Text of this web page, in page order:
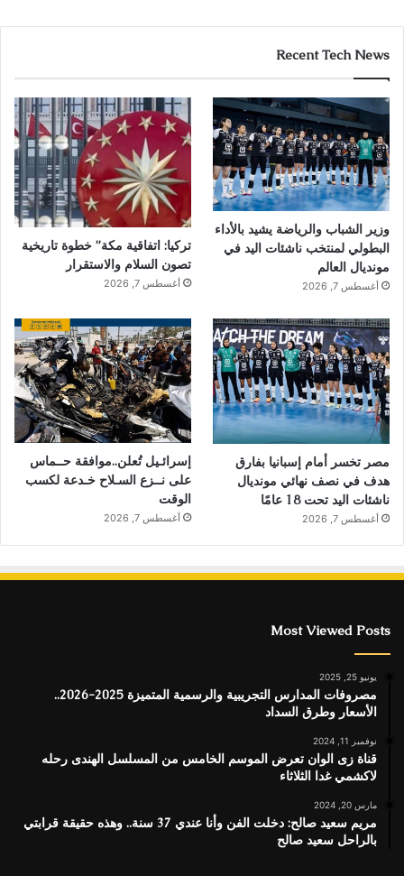
Recent Tech News
وزير الشباب والرياضة يشيد بالأداء
البطولي لمنتخب ناشئات اليد في
مونديال العالم
أغسطس 7, 2026
تركيا: اتفاقية مكة” خطوة تاريخية
تصون السلام والاستقرار
أغسطس 7, 2026
مصر تخسر أمام إسبانيا بفارق
هدف في نصف نهائي مونديال
ناشئات اليد تحت 18 عامًا
أغسطس 7, 2026
إسرائـيل تُعلن..موافقة حــماس
على نــزع السـلاح خـدعة لكسب
الوقت
أغسطس 7, 2026
Most Viewed Posts
يونيو 25, 2025
مصروفات المدارس التجريبية والرسمية المتميزة 2025-2026..
الأسعار وطرق السداد
نوفمبر 11, 2024
قناة زى الوان تعرض الموسم الخامس من المسلسل الهندى رحله
لاكشمي غدا الثلاثاء
مارس 20, 2024
مريم سعيد صالح: دخلت الفن وأنا عندي 37 سنة.. وهذه حقيقة قرابتي
بالراحل سعيد صالح